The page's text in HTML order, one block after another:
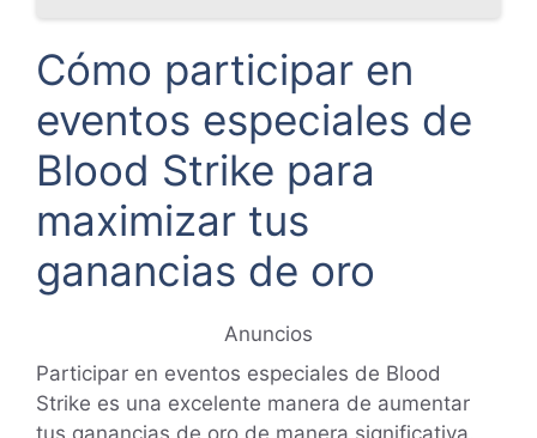
Cómo participar en
eventos especiales de
Blood Strike para
maximizar tus
ganancias de oro
Anuncios
Participar en eventos especiales de Blood
Strike es una excelente manera de aumentar